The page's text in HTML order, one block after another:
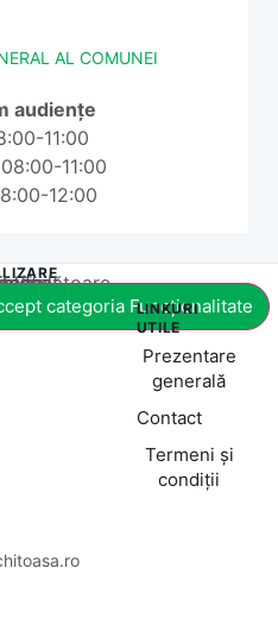
AL COMUNEI
audiențe
11:00
11:00
12:00
categoria Funcționalitate
LINKURI
UTILE
Prezentare
generală
Contact
Termeni și
condiții